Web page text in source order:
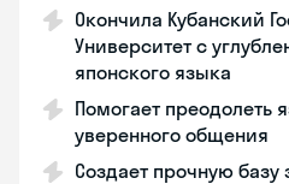
Окончила Кубанский
Университет с
японского языка
Помогает преодолеть
уверенного общения
Создает прочную базу